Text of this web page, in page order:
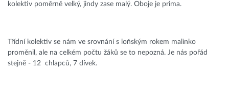
kolektiv poměrně velký, jindy zase malý. Oboje je prima.
Třídní kolektiv se nám ve srovnání s loňským rokem malinko
proměnil, ale na celkém počtu žáků se to nepozná. Je nás pořád
stejně - 12 chlapců, 7 dívek.